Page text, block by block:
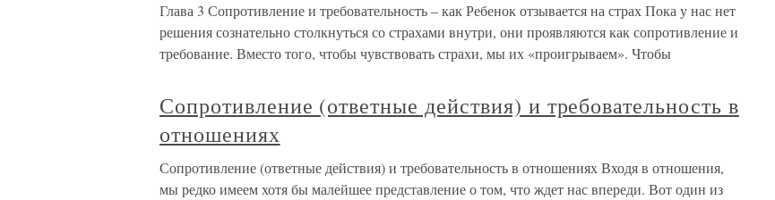
Глава 3 Сопротивление и требовательность – как Ребенок отзывается на страх Пока у нас нет
решения сознательно столкнуться со страхами внутри, они проявляются как сопротивление и
требование. Вместо того, чтобы чувствовать страхи, мы их «проигрываем». Чтобы
Сопротивление (ответные действия) и требовательность в
отношениях
Сопротивление (ответные действия) и требовательность в отношениях Входя в отношения,
мы редко имеем хотя бы малейшее представление о том, что ждет нас впереди. Вот один из